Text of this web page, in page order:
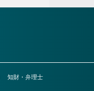
知財・弁理士